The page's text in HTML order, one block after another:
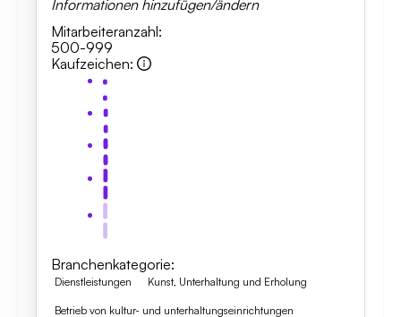
Informationen hinzufügen/ändern
Mitarbeiteranzahl:
500-999
Kaufzeichen:
Branchenkategorie:
Dienstleistungen Kunst, Unterhaltung und Erholung
Betrieb von kultur- und unterhaltungseinrichtungen